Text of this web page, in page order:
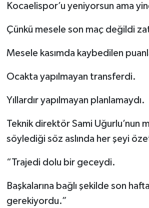
Kocaelispor’u yeniyorsun ama
Çünkü mesele son maç değildi
Mesele kasımda kaybedilen
Ocakta yapılmayan transferdi.
Yıllardır yapılmayan planlamaydı.
Teknik direktör Sami Uğurlu’nun
söylediği söz aslında her şeyi
“Trajedi dolu bir geceydi.
Başkalarına bağlı şekilde son
gerekiyordu.”